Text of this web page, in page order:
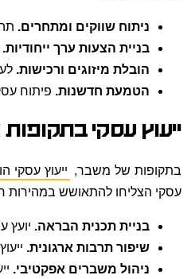
ניתוח שווקים ומתחרים.
בניית הצעות ערך ייחודיות.
הובלת מיזוגים ורכישות.
הטמעת חדשנות. פיתוח
ייעוץ עסקי
בתקופות של משבר, ייעוץ עסקי
עסקי הצליחו להתאושש במהירות
בניית תכנית הבראה. יועץ
שיפור תרבות ארגונית.
ניהול משברים אפקטיבי.